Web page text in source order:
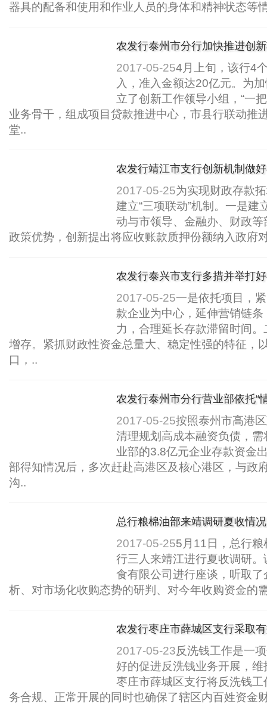
器具的配备和使用和作业人员的身体和精神状态等
农发行泰州市分行加快推进创
2017-05-254月上旬，该行4
入，准入金额达20亿元。为
立了创新工作领导小组，“一
业务骨干，组成项目贷款推进中心，市县行联动推
堂..
农发行靖江市支行创新机制做
2017-05-25为实现财政存款
建立“三项联动”机制。一是建
动与市领导、金融办、财政
政策优势，创新提出将应收账款质押份额纳入政府
农发行泰兴市支行多措并举打
2017-05-25一是依托项目，
款企业为中心，延伸营销链
力，合理延长存款滞留时间
增存。紧抓财政性资金总量大、稳定性强的特征，
口，..
农发行泰州市分行营业部依托“
2017-05-25按照泰州市高港
清理规划高成本融资负债，
业部的3.8亿元企业存款资金
部得知情况后，多次赶赴高港区及核心港区，与政
沟..
总行粮棉油部来靖调研夏收情况
2017-05-255月11日，总行
行三人来靖江进行夏收调研
食有限公司进行座谈，听取
析、对市场化收购态势的研判、对今年收购资金的
农发行枣庄市薛城区支行采取
2017-05-23反洗钱工作是一
好的促进反洗钱业务开展，
枣庄市薛城区支行将反洗钱
务合规、正常开展的同时也确保了辖区内百姓资金